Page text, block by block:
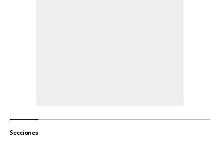
Secciones